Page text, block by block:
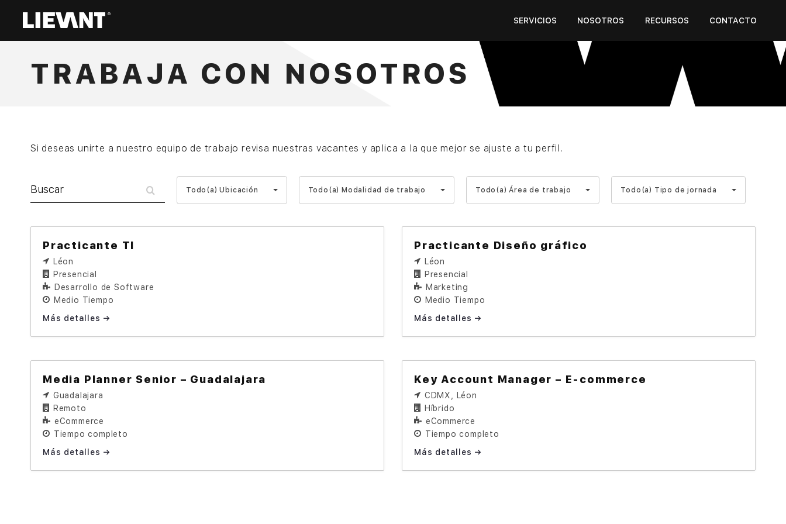
SERVICIOS NOSOTROS RECURSOS CONTACTO
TRABAJA CON NOSOTROS
Si deseas unirte a nuestro equipo de trabajo revisa nuestras vacantes y aplica a la que mejor se ajuste a tu perfil.
Ubicación
Todo(a) Ubicación
Modalidad
trabajo
Todo(a) Modalidad de trabajo
Área
trabajo
Todo(a) Área de trabajo
Tipo
jornada
Todo(a) Tipo de jornada
Practicante TI
Léon
Presencial
Desarrollo de Software
Medio Tiempo
Más detalles
Practicante Diseño gráfico
Léon
Presencial
Marketing
Medio Tiempo
Más detalles
Media Planner Senior – Guadalajara
Guadalajara
Remoto
eCommerce
Tiempo completo
Más detalles
Key Account Manager – E-commerce
CDMX
Léon
Híbrido
eCommerce
Tiempo completo
Más detalles